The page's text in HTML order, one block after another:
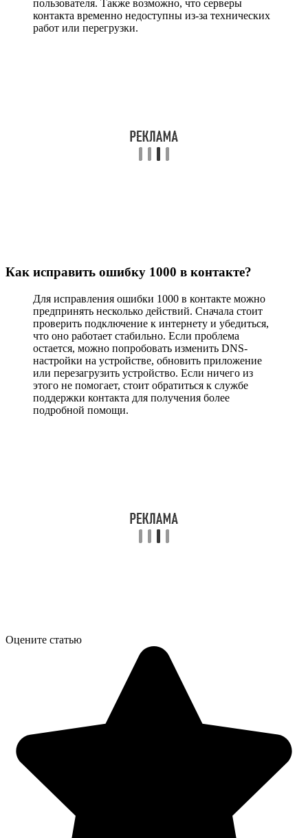
пользователя. Также возможно, что серверы
контакта временно недоступны из-за технических
работ или перегрузки.
Как исправить ошибку 1000 в контакте?
Для исправления ошибки 1000 в контакте можно
предпринять несколько действий. Сначала стоит
проверить подключение к интернету и убедиться,
что оно работает стабильно. Если проблема
остается, можно попробовать изменить DNS-
настройки на устройстве, обновить приложение
или перезагрузить устройство. Если ничего из
этого не помогает, стоит обратиться к службе
поддержки контакта для получения более
подробной помощи.
Оцените статью